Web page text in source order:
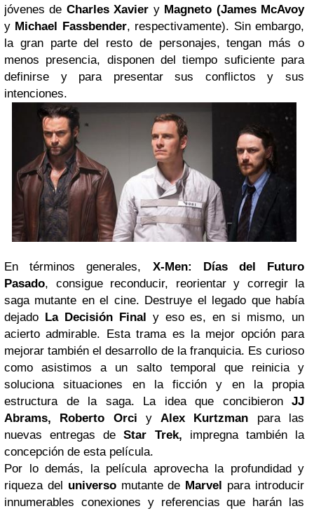
jóvenes de Charles Xavier y Magneto (James McAvoy
y Michael Fassbender, respectivamente). Sin embargo,
la gran parte del resto de personajes, tengan más o
menos presencia, disponen del tiempo suficiente para
definirse y para presentar sus conflictos y sus
intenciones.
En términos generales, X-Men: Días del Futuro
Pasado, consigue reconducir, reorientar y corregir la
saga mutante en el cine. Destruye el legado que había
dejado La Decisión Final y eso es, en si mismo, un
acierto admirable. Esta trama es la mejor opción para
mejorar también el desarrollo de la franquicia. Es curioso
como asistimos a un salto temporal que reinicia y
soluciona situaciones en la ficción y en la propia
estructura de la saga. La idea que concibieron JJ
Abrams, Roberto Orci y Alex Kurtzman para las
nuevas entregas deStar Trek, impregna también la
concepción de esta película.
Por lo demás, la película aprovecha la profundidad y
riqueza del universomutante de Marvel para introducir
innumerables conexiones y referencias que harán las